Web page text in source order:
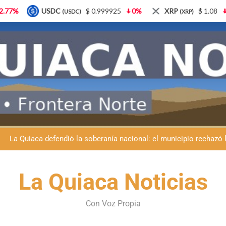
Día del Niño en La Quiaca: el municipio prepara una gran
La Quiaca despide a Luis Barea: el
Día del Niño en La Quiaca: el municipio prepara una gran
La Quiaca despide a Luis Barea: el
La Quiaca Noticias
Con Voz Propia
$ 0.999925 0% XRP(XRP) $ 1.08 3.87% Solana (SOL)